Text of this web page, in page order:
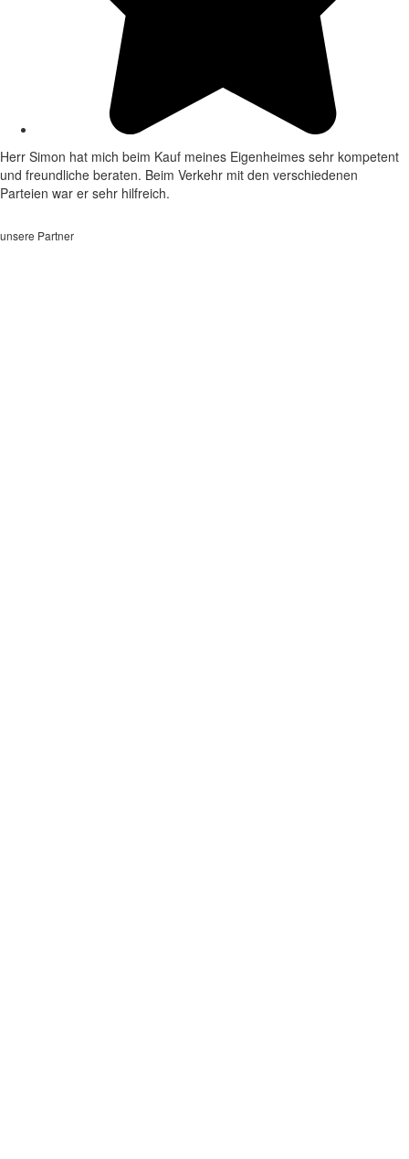
Herr Simon hat mich beim Kauf meines Eigenheimes sehr kompetent
und freundliche beraten. Beim Verkehr mit den verschiedenen
Parteien war er sehr hilfreich.
unsere Partner